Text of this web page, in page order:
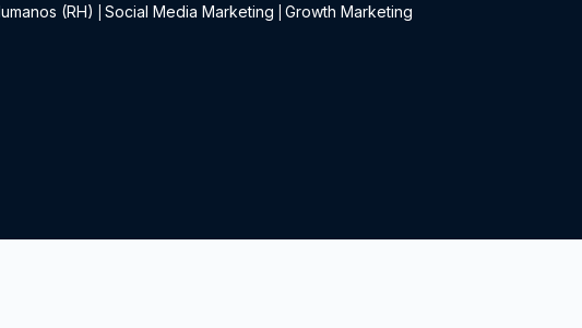
(RH) Social Media Marketing Growth Marketing